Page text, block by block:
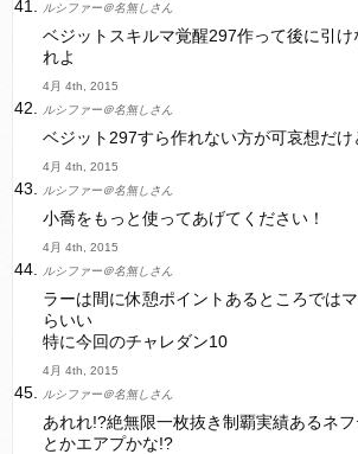
ルシファー＠名無しさん
ベジットスキルマ覚醒297作って後に引
れよ
4月 4th, 2015
ルシファー＠名無しさん
ベジット297すら作れない方が可哀想だけ
4月 4th, 2015
ルシファー＠名無しさん
小喬をもっと使ってあげてください！
4月 4th, 2015
ルシファー＠名無しさん
ラーは間に休憩ポイントあるところでは
らいい
特に今回のチャレダン10
4月 4th, 2015
ルシファー＠名無しさん
あれれ!?絶無限一枚抜き制覇実績あるネ
とかエアプかな!?